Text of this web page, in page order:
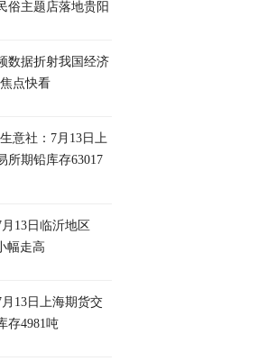
俗主题店落地贵阳
数据折射我国经济
点快看
意社：7月13日上
所期铅库存63017
13日临沂地区
幅走高
13日上海期货交
存4981吨